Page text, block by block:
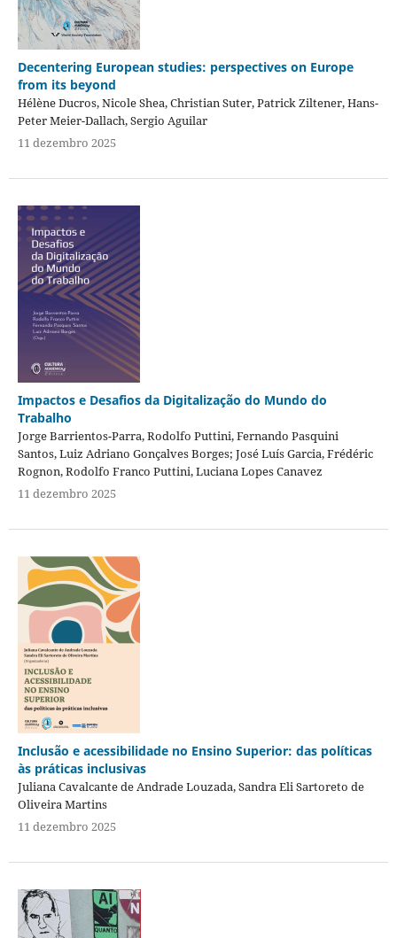
Decentering European studies: perspectives on Europe
from its beyond
Hélène Ducros, Nicole Shea, Christian Suter, Patrick Ziltener, Hans-
Peter Meier-Dallach, Sergio Aguilar
11 dezembro 2025
Impactos e Desafios da Digitalização do Mundo do
Trabalho
Jorge Barrientos-Parra, Rodolfo Puttini, Fernando Pasquini
Santos, Luiz Adriano Gonçalves Borges; José Luís Garcia, Frédéric
Rognon, Rodolfo Franco Puttini, Luciana Lopes Canavez
11 dezembro 2025
Inclusão e acessibilidade no Ensino Superior: das políticas
às práticas inclusivas
Juliana Cavalcante de Andrade Louzada, Sandra Eli Sartoreto de
Oliveira Martins
11 dezembro 2025